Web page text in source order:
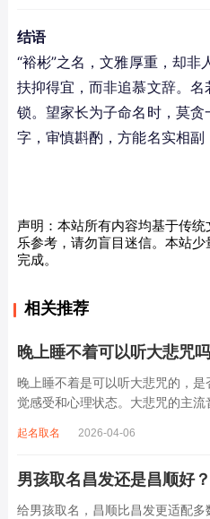
结语
“裕彬”之名，文雅厚重，却
扶抑得宜，而非追慕文辞。
锁。望家长为子命名时，莫
字，审慎斟酌，方能名实相副
声明：本站所有内容均基于传
乐参考，请勿盲目迷信。本站
完成。
相关推荐
晚上睡不着可以听大悲咒
晚上睡不着是可以听大悲咒的，
觉感受和心理状态。大悲咒的主
急促的鼓点，这类音频本身具备静
起名取名 2026-04-06
男孩取名昌发还是昌顺好？
给男孩取名，昌顺比昌发更适配多